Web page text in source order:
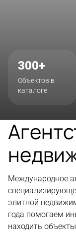
300+
Объектов в
каталоге
Международное
элитной
года помогаем
находить